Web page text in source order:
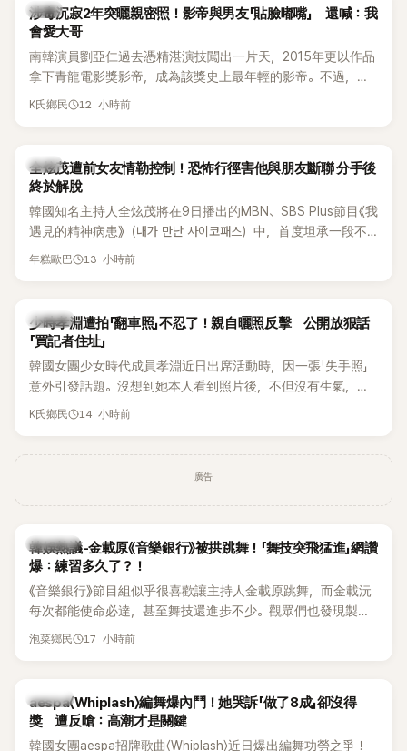
韓星
涉毒沉寂2年突曬親密照！影帝與男友「貼臉嘟嘴」 還喊：我
會愛大哥
南韓演員劉亞仁過去憑精湛演技闖出一片天，2015年更以作品
拿下青龍電影獎影帝，成為該獎史上最年輕的影帝。不過，他
2023年爆出涉毒風波後，演藝事業受到重創，後續又牽扯與男
K氏鄉民 12 小時前
韓星
全炫茂遭前女友情勒控制！恐怖行徑害他與朋友斷聯 分手後
終於解脫
韓國知名主持人全炫茂將在9日播出的MBN、SBS Plus節目《我
遇見的精神病患》（내가 만난 사이코패스）中，首度坦承一段不
堪回首的戀愛經歷，自爆曾遭前女友過度控制，不僅走到哪都
年糕歐巴 13 小時前
K-POP
少時孝淵遭拍「翻車照」不忍了！親自曬照反擊 公開放狠話
「買記者住址」
韓國女團少女時代成員孝淵近日出席活動時，因一張「失手照」
意外引發話題。沒想到她本人看到照片後，不但沒有生氣，反
而親自把照片放上IG限時動態開玩笑，甚至幽默喊話要「買記者
K氏鄉民 14 小時前
廣告
熱議討論
韓娛熱議-金載原《音樂銀行》被拱跳舞！「舞技突飛猛進」網讚
爆：練習多久了？！
《音樂銀行》節目組似乎很喜歡讓主持人金載原跳舞，而金載沅
每次都能使命必達，甚至舞技還進步不少。觀眾們也發現製作
單位對此樂此不疲。
泡菜鄉民 17 小時前
K-POP
aespa〈Whiplash〉編舞爆內鬥！她哭訴「做了8成」卻沒得
獎 遭反嗆：高潮才是關鍵
韓國女團aespa招牌歌曲〈Whiplash〉近日爆出編舞功勞之爭！